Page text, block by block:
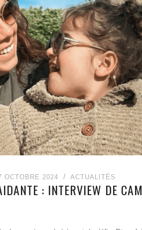
OCTOBRE 2024 ACTUALITÉS
: INTERVIEW DE